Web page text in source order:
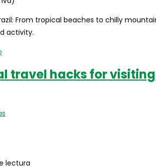
From tropical beaches to chilly
activity.
wear
travel
season
travel hacks for
lectura